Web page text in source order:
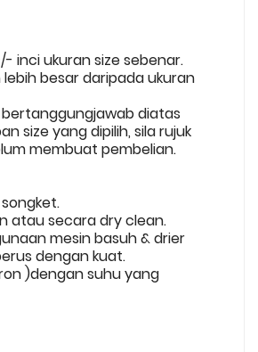
inci ukuran size sebenar.
lebih besar daripada ukuran
bertanggungjawab diatas
size yang dipilih, sila rujuk
membuat pembelian.
atau secara dry clean.
mesin basuh & drier
dengan kuat.
)dengan suhu yang